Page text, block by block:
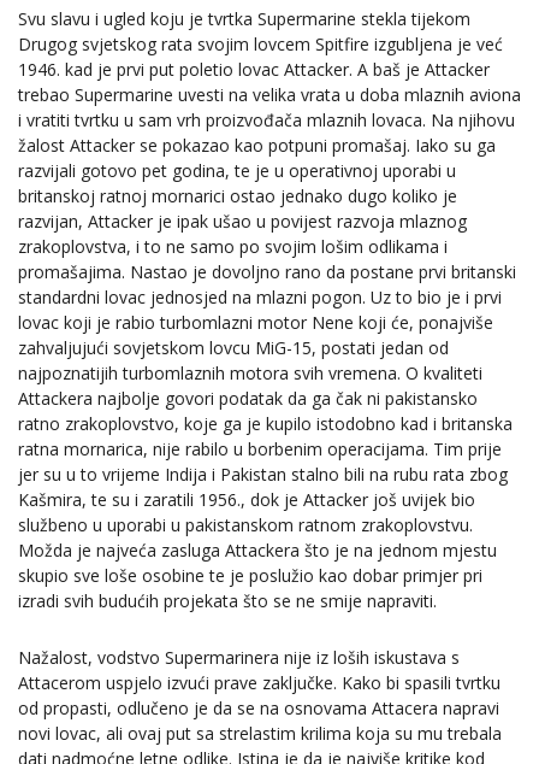
Svu slavu i ugled koju je tvrtka Supermarine stekla tijekom
Drugog svjetskog rata svojim lovcem Spitfire izgubljena je već
1946. kad je prvi put poletio lovac Attacker. A baš je Attacker
trebao Supermarine uvesti na velika vrata u doba mlaznih aviona
i vratiti tvrtku u sam vrh proizvođača mlaznih lovaca. Na njihovu
žalost Attacker se pokazao kao potpuni promašaj. Iako su ga
razvijali gotovo pet godina, te je u operativnoj uporabi u
britanskoj ratnoj mornarici ostao jednako dugo koliko je
razvijan, Attacker je ipak ušao u povijest razvoja mlaznog
zrakoplovstva, i to ne samo po svojim lošim odlikama i
promašajima. Nastao je dovoljno rano da postane prvi britanski
standardni lovac jednosjed na mlazni pogon. Uz to bio je i prvi
lovac koji je rabio turbomlazni motor Nene koji će, ponajviše
zahvaljujući sovjetskom lovcu MiG-15, postati jedan od
najpoznatijih turbomlaznih motora svih vremena. O kvaliteti
Attackera najbolje govori podatak da ga čak ni pakistansko
ratno zrakoplovstvo, koje ga je kupilo istodobno kad i britanska
ratna mornarica, nije rabilo u borbenim operacijama. Tim prije
jer su u to vrijeme Indija i Pakistan stalno bili na rubu rata zbog
Kašmira, te su i zaratili 1956., dok je Attacker još uvijek bio
službeno u uporabi u pakistanskom ratnom zrakoplovstvu.
Možda je najveća zasluga Attackera što je na jednom mjestu
skupio sve loše osobine te je poslužio kao dobar primjer pri
izradi svih budućih projekata što se ne smije napraviti.
Nažalost, vodstvo Supermarinera nije iz loših iskustava s
Attacerom uspjelo izvući prave zaključke. Kako bi spasili tvrtku
od propasti, odlučeno je da se na osnovama Attacera napravi
novi lovac, ali ovaj put sa strelastim krilima koja su mu trebala
dati nadmoćne letne odlike. Istina je da je najviše kritike kod